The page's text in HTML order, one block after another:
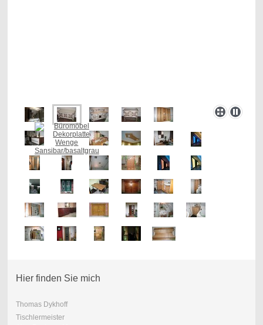
Hier finden Sie mich
Thomas Dykhoff
Tischlermeister